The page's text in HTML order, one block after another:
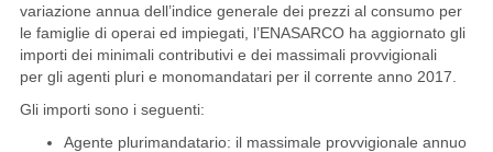
variazione annua dell’indice generale dei prezzi al consumo per
le famiglie di operai ed impiegati, l’ENASARCO ha aggiornato gli
importi dei minimali contributivi e dei massimali provvigionali
per gli agenti pluri e monomandatari per il corrente anno 2017.
Gli importi sono i seguenti:
Agente plurimandatario: il massimale provvigionale annuo